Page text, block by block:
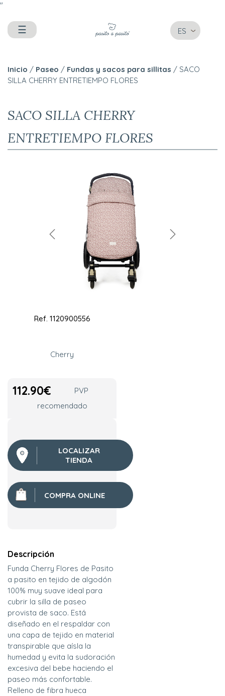
"
☰ ES
Inicio / Paseo / Fundas y sacos para sillitas / SACO
SILLA CHERRY ENTRETIEMPO FLORES
SACO SILLA CHERRY
ENTRETIEMPO FLORES
Ref. 1120900556
Cherry
112.90€
PVP
recomendado
LOCALIZAR
TIENDA
COMPRA ONLINE
Descripción
Funda Cherry Flores de Pasito
a pasito en tejido de algodón
100% muy suave ideal para
cubrir la silla de paseo
provista de saco. Está
diseñado en el respaldar con
una capa de tejido en material
transpirable que aísla la
humedad y evita la sudoración
excesiva del bebe haciendo el
paseo más confortable.
Relleno de fibra hueca